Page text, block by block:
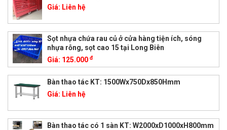
Giá: Liên hệ
Sọt nhựa chứa rau củ ở cửa hàng tiện ích, sóng
nhựa rỗng, sọt cao 15 tại Long Biên
Giá: 125.000 đ
Bàn thao tác KT: 1500Wx750Dx850Hmm
Giá: Liên hệ
Bàn thao tác có 1 sàn KT: W2000xD1000xH800mm